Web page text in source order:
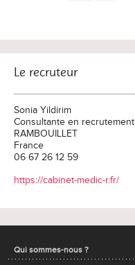
Le recruteur
Sonia Yildirim
Consultante en recrutement
RAMBOUILLET
France
06 67 26 12 59
https://cabinet-medic-r.fr/
Qui sommes-nous ?